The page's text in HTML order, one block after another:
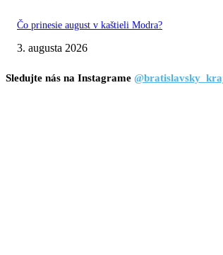
Čo prinesie august v kaštieli Modra?
3. augusta 2026
Sledujte nás na Instagrame